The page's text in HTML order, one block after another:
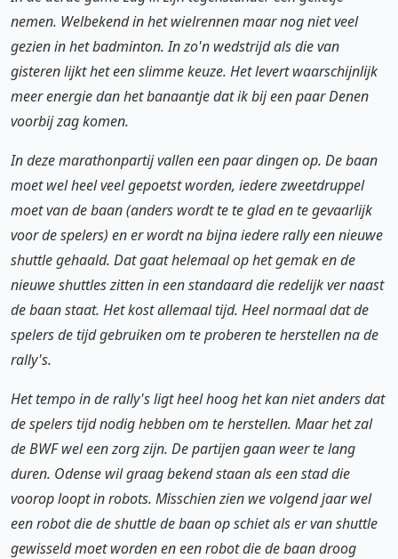
nemen. Welbekend in het wielrennen maar nog niet veel
gezien in het badminton. In zo'n wedstrijd als die van
gisteren lijkt het een slimme keuze. Het levert waarschijnlijk
meer energie dan het banaantje dat ik bij een paar Denen
voorbij zag komen.
In deze marathonpartij vallen een paar dingen op. De baan
moet wel heel veel gepoetst worden, iedere zweetdruppel
moet van de baan (anders wordt te te glad en te gevaarlijk
voor de spelers) en er wordt na bijna iedere rally een nieuwe
shuttle gehaald. Dat gaat helemaal op het gemak en de
nieuwe shuttles zitten in een standaard die redelijk ver naast
de baan staat. Het kost allemaal tijd. Heel normaal dat de
spelers de tijd gebruiken om te proberen te herstellen na de
rally's.
Het tempo in de rally's ligt heel hoog het kan niet anders dat
de spelers tijd nodig hebben om te herstellen. Maar het zal
de BWF wel een zorg zijn. De partijen gaan weer te lang
duren. Odense wil graag bekend staan als een stad die
voorop loopt in robots. Misschien zien we volgend jaar wel
een robot die de shuttle de baan op schiet als er van shuttle
gewisseld moet worden en een robot die de baan droog